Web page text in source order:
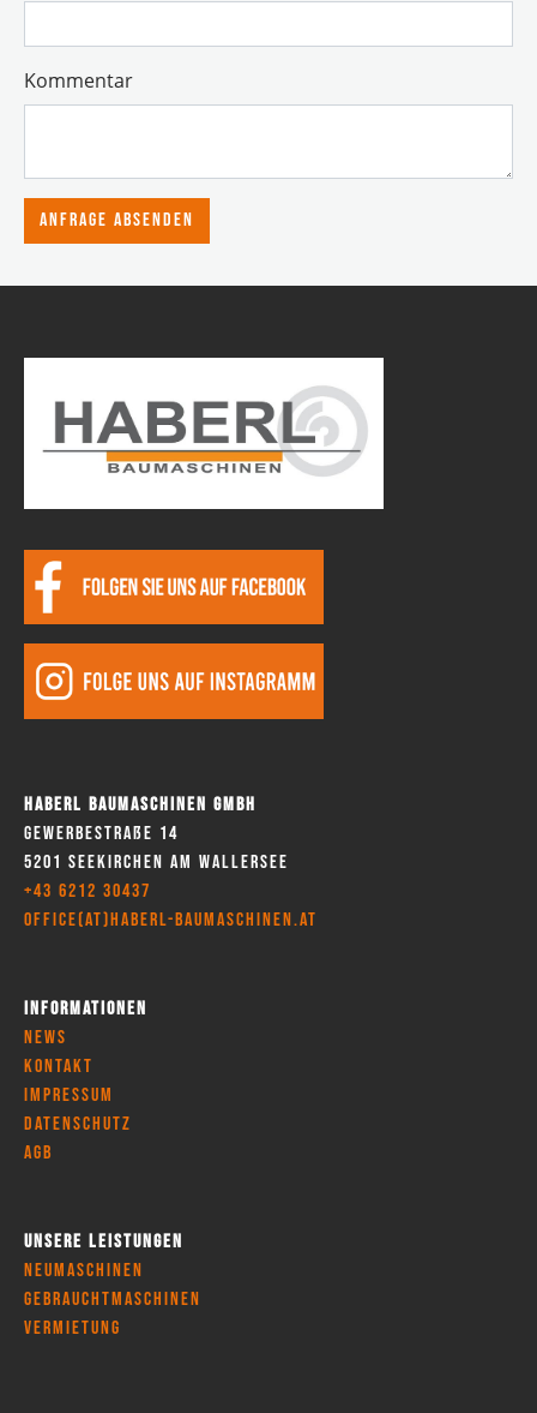
Kommentar
Anfrage absenden
Haberl Baumaschinen GmbH
Gewerbestraße 14
5201 Seekirchen am Wallersee
+43 6212 30437
office(at)haberl-baumaschinen.at
Informationen
News
Kontakt
Impressum
Datenschutz
AGB
Unsere Leistungen
Neumaschinen
Gebrauchtmaschinen
Vermietung